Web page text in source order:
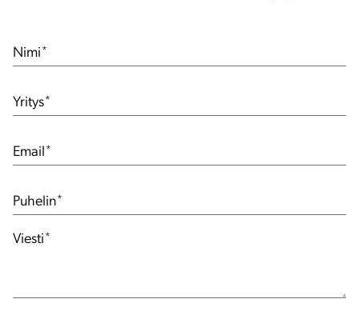
Nimi *
Yritys*
Email *
Puhelin*
Viesti *